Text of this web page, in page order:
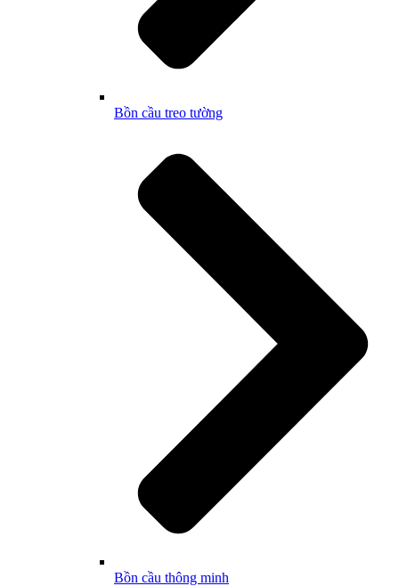
Bồn cầu treo tường
Bồn cầu thông minh